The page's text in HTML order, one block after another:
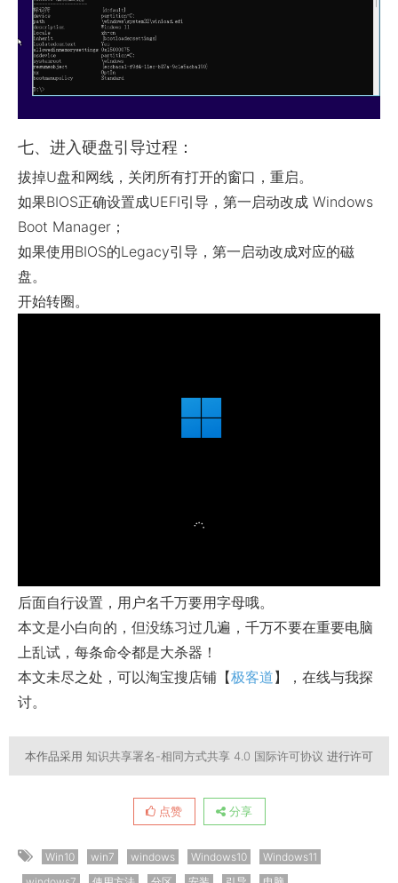
七、进入硬盘引导过程：
拔掉U盘和网线，关闭所有打开的窗口，重启。
如果BIOS正确设置成UEFI引导，第一启动改成 Windows
Boot Manager；
如果使用BIOS的Legacy引导，第一启动改成对应的磁
盘。
开始转圈。
后面自行设置，用户名千万要用字母哦。
本文是小白向的，但没练习过几遍，千万不要在重要电脑
上乱试，每条命令都是大杀器！
本文未尽之处，可以淘宝搜店铺【极客道】，在线与我探
讨。
本作品采用 知识共享署名-相同方式共享 4.0 国际许可协议 进行许可
点赞 分享
Win10 win7 windows Windows10
Windows11